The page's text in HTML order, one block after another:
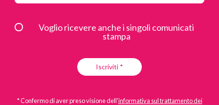
Voglio ricevere anche i singoli comunicati
stampa
Iscriviti *
* Confermo di aver preso visione dell'informativa sul trattamento dei